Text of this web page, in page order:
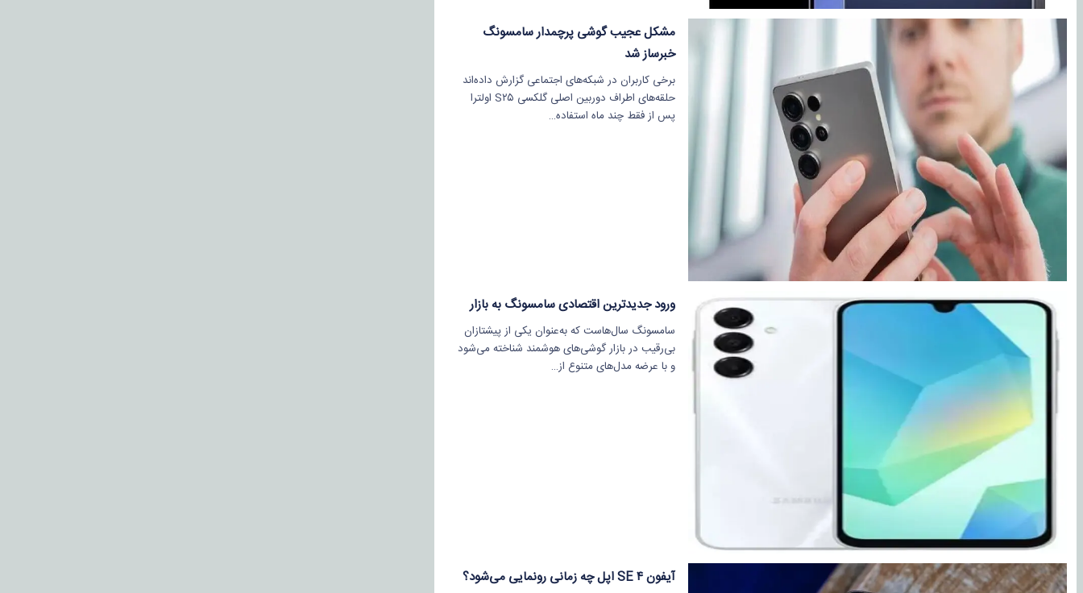
مشکل عجیب گوشی پرچمدار سامسونگ
خبرساز شد
برخی کاربران در شبکه‌های اجتماعی گزارش داده‌اند
حلقه‌های اطراف دوربین اصلی گلکسی S۲۵ اولترا
پس از فقط چند ماه استفاده…
ورود جدیدترین اقتصادی سامسونگ به بازار
سامسونگ سال‌هاست که به‌عنوان یکی از پیشتازان
بی‌رقیب در بازار گوشی‌های هوشمند شناخته می‌شود
و با عرضه مدل‌های متنوع از…
آیفون SE ۴ اپل چه زمانی رونمایی می‌شود؟